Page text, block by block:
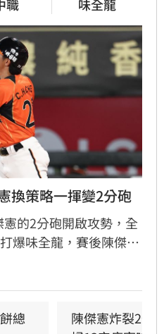
職 味全龍
換策略一揮變2分砲
的2分砲開啟攻勢，全
爆味全龍，賽後陳傑憲
太多雙殺，當時上場只
總
陳傑憲炸裂2分